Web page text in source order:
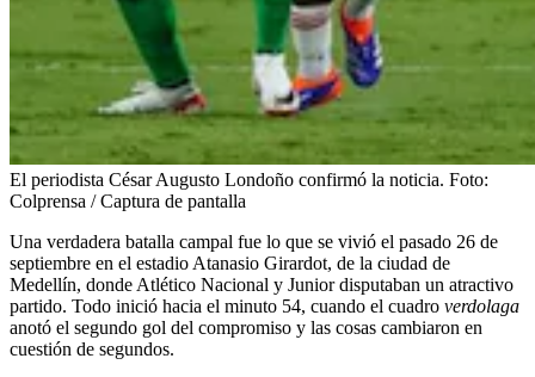
El periodista César Augusto Londoño confirmó la noticia. Foto:
Colprensa / Captura de pantalla
Una verdadera batalla campal fue lo que se vivió el pasado 26 de
septiembre en el estadio Atanasio Girardot, de la ciudad de
Medellín, donde Atlético Nacional y Junior disputaban un atractivo
partido. Todo inició hacia el minuto 54, cuando el cuadro verdolaga
anotó el segundo gol del compromiso y las cosas cambiaron en
cuestión de segundos.